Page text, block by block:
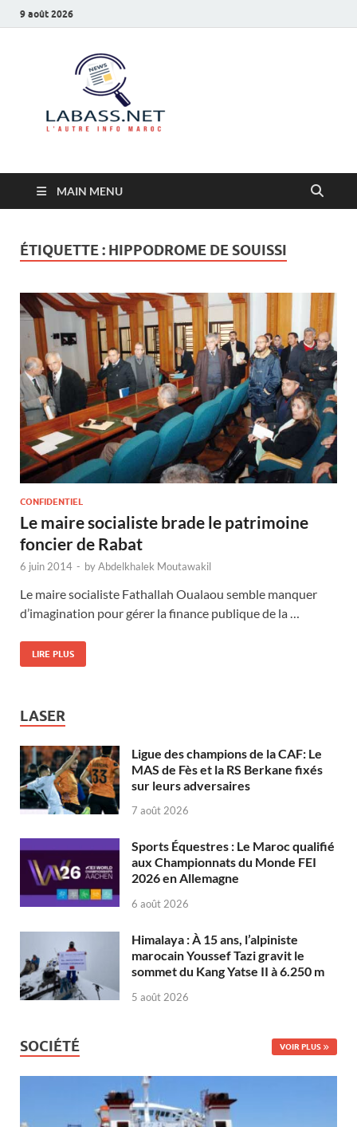
9 août 2026
MAIN MENU
ÉTIQUETTE : HIPPODROME DE SOUISSI
CONFIDENTIEL
Le maire socialiste brade le patrimoine
foncier de Rabat
6 juin 2014 - byAbdelkhalek Moutawakil
Le maire socialiste Fathallah Oualaou semble manquer
d’imagination pour gérer la finance publique de la …
LIRE PLUS
LASER
Ligue des champions de la CAF: Le
MAS de Fès et la RS Berkane fixés
sur leurs adversaires
7 août 2026
Sports Équestres : Le Maroc qualifié
aux Championnats du Monde FEI
2026 en Allemagne
6 août 2026
Himalaya : À 15 ans, l’alpiniste
marocain Youssef Tazi gravit le
sommet du Kang Yatse II à 6.250 m
5 août 2026
SOCIÉTÉ VOIR PLUS